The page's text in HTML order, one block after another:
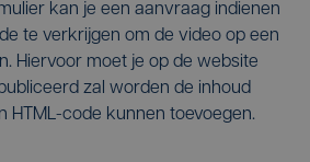
kan je een aanvraag indienen
te verkrijgen om de video op een
Hiervoor moet je op de website
zal worden de inhoud
HTML-code kunnen toevoegen.